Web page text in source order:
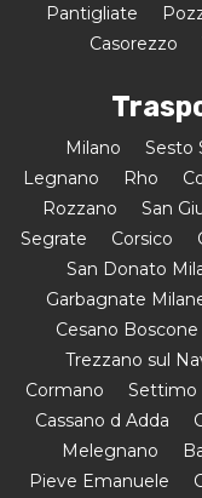
Pantigliate
Casorezzo
Milano Sesto
Legnano
Rho
Rozzano
San
Segrate
Corsico
San Donato
Garbagnate
Cesano Boscone
Trezzano sul
Cormano
Settimo
Cassano d Adda
Melegnano
Pieve Emanuele